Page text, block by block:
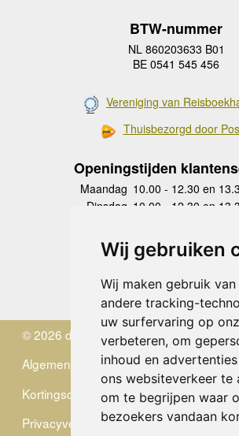
Wij gebruiken
Wij maken gebruik
andere tracking-
uw surfervaring op
verbeteren, om
inhoud en
ons websiteverkeer te
om te begrijpen waar
bezoekers vandaan
BTW-nummer
NL 860203633 B01
BE 0541 545 456
Vereniging van
Thuisbezorgd door
Openingstijden
Maandag 10.00 - 12.30 en
Dinsdag 10.00 - 12.30 en
Donderdag
10.00 - 12.30 en
Vrijdag 10.00 - 12.30 en
Zaterdag
gesloten
Zondag gesloten
© 2026 de Zwerver
Algemene Voorwaarden
Kortingscode
Privacyverklaring